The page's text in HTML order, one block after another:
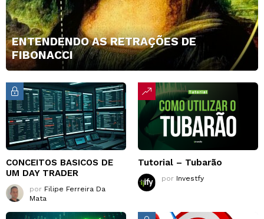
ENTENDENDO AS RETRAÇÕES DE
FIBONACCI
CONCEITOS BASICOS DE
UM DAY TRADER
por Filipe Ferreira Da
Mata
Tutorial – Tubarão
por Investfy